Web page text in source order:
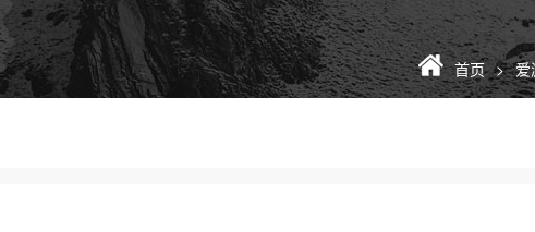
首页 爱